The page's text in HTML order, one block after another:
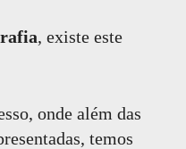
, existe este
onde além das
temos